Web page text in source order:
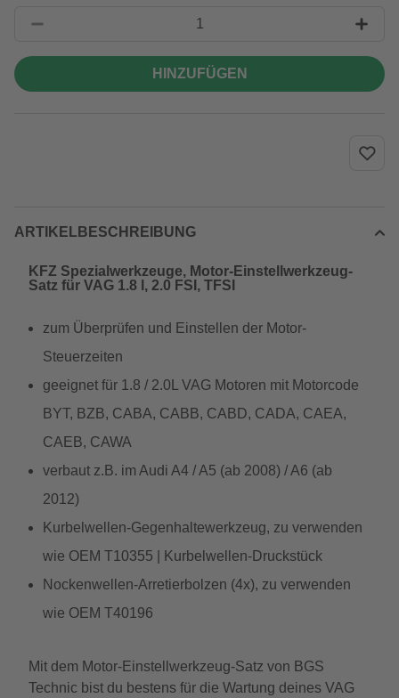
HINZUFÜGEN
ARTIKELBESCHREIBUNG
KFZ Spezialwerkzeuge, Motor-Einstellwerkzeug-
Satz für VAG 1.8 l, 2.0 FSI, TFSI
zum Überprüfen und Einstellen der Motor-
Steuerzeiten
geeignet für 1.8 / 2.0L VAG Motoren mit Motorcode
BYT, BZB, CABA, CABB, CABD, CADA, CAEA,
CAEB, CAWA
verbaut z.B. im Audi A4 / A5 (ab 2008) / A6 (ab
2012)
Kurbelwellen-Gegenhaltewerkzeug, zu verwenden
wie OEM T10355 | Kurbelwellen-Druckstück
Nockenwellen-Arretierbolzen (4x), zu verwenden
wie OEM T40196
Mit dem Motor-Einstellwerkzeug-Satz von BGS
Technic bist du bestens für die Wartung deines VAG